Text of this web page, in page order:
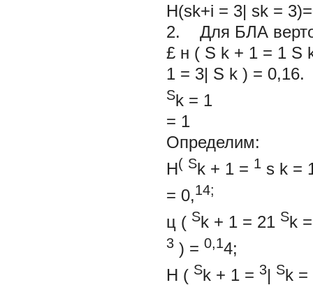
H(sk+i = 3| sk =
2. Для БЛА
£ н ( S k + 1 = 1 S
1 = 3| S k ) = 0,16.
Sk =
= 1
Определим:
H( Sk + 1 = 1 s k =
= 0,14;
ц ( Sk + 1 = 21 Sk =
3 ) = 0,14;
H ( Sk + 1 = 3| Sk =